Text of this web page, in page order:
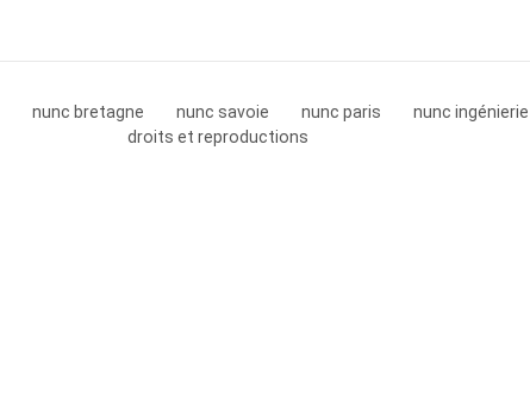
nunc bretagne nunc savoie nunc paris
nunc ingénierie
droits et reproductions